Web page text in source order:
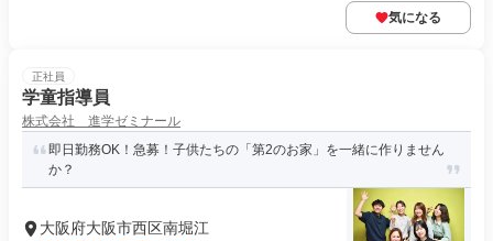
気になる
正社員
学童指導員
株式会社 進学ゼミナール
即日勤務OK！急募！子供たちの「第2のお家」を一緒に作りません
か？
大阪府大阪市西区南堀江